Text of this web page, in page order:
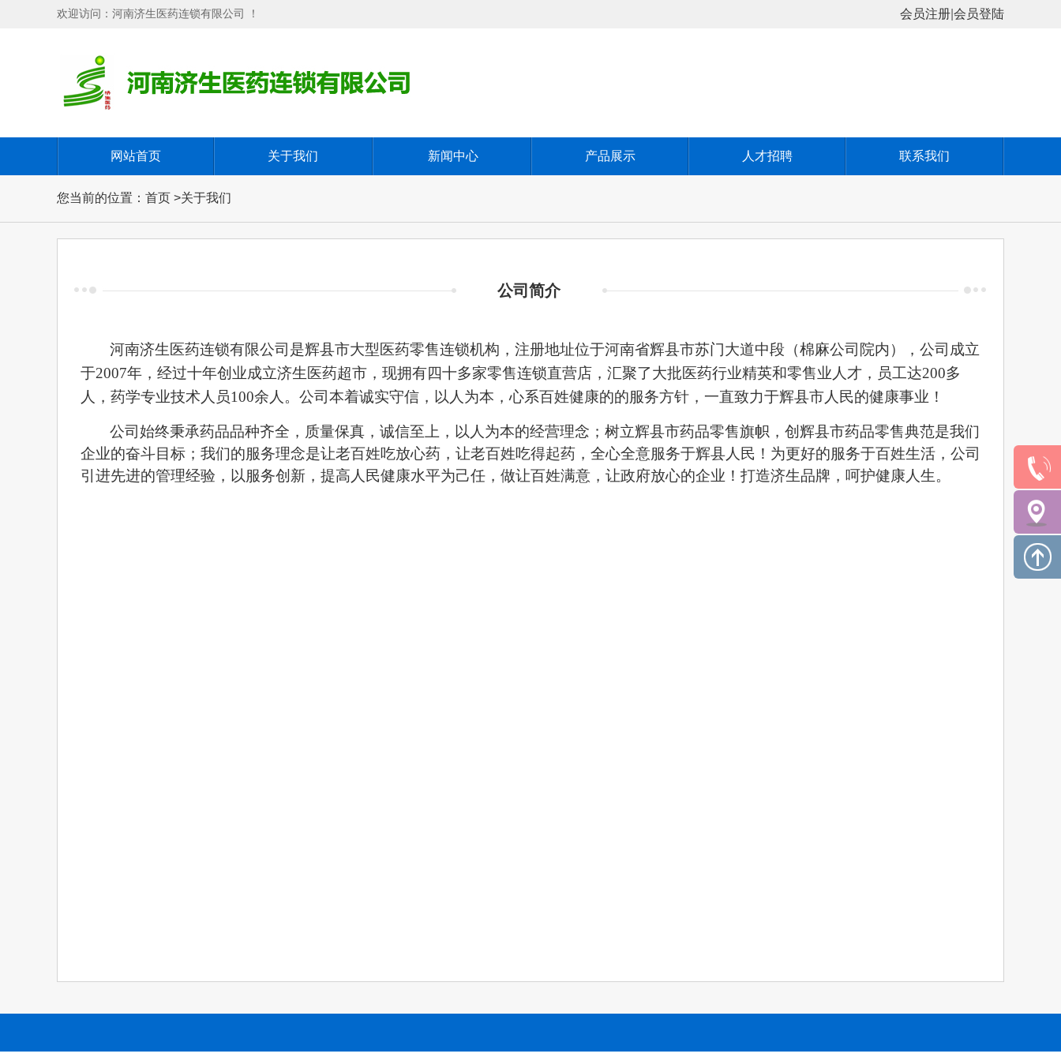
欢迎访问：河南济生医药连锁有限公司 ！ 会员注册 会员登陆
网站首页 关于我们 新闻中心 产品展示 人才招聘 联系我们
您当前的位置：首页 >关于我们
公司简介
河南济生医药连锁有限公司是辉县市大型医药零售连锁机构，注册地址位于河南省辉县市苏门大道中段（棉麻公司院内）
，公司成立
于2007年，经过十年创业成立济生医药超市，现拥有四十多家零售连锁直营店，汇聚了大批医药行业精英和零售业人才，员工达200多
人，药学专业技术人员100余人。公司本着诚实守信，以人为本，心系百姓健康的的服务方针，一直致力于辉县市人民的健康事业！
公司始终秉承药品品种齐全，质量保真，诚信至上，以人为本的经营理念；树立辉县市药品零售旗帜，创辉县市药品零售典范是我们
企业的奋斗目标；我们的服务理念是让老百姓吃放心药，让老百姓吃得起药，全心全意服务于辉县人民！为更好的服务于百姓生活，公司
引进先进的管理经验，以服务创新，提高人民健康水平为己任，做让百姓满意，让政府放心的企业！打造济生品牌，呵护健康人生。